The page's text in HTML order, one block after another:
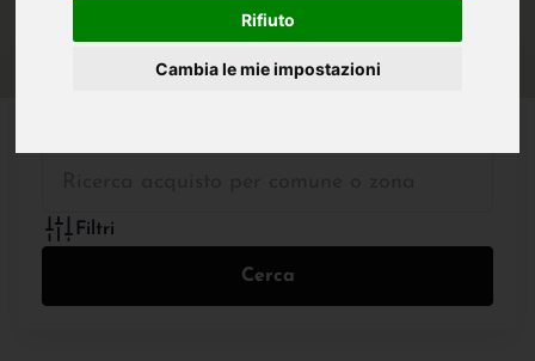
Rifiuto
Cambia le mie impostazioni
Filtri
Cerca